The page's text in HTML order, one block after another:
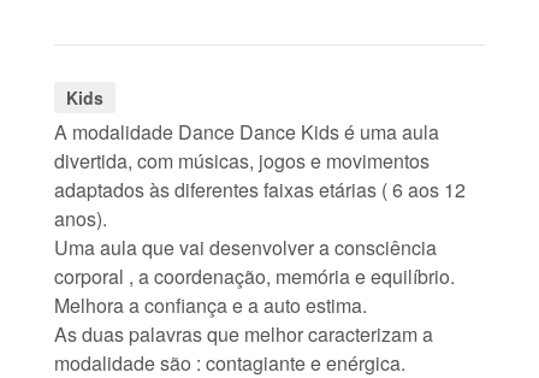
Kids
A modalidade Dance Dance Kids é uma aula
divertida, com músicas, jogos e movimentos
adaptados às diferentes faixas etárias ( 6 aos 12
anos).
Uma aula que vai desenvolver a consciência
corporal , a coordenação, memória e equilíbrio.
Melhora a confiança e a auto estima.
As duas palavras que melhor caracterizam a
modalidade são : contagiante e enérgica.